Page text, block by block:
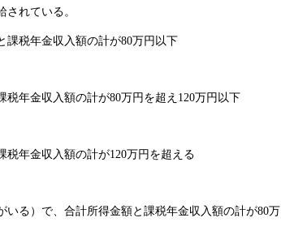
れている。
年金収入額の計が80万円以下
年金収入額の計が80万円を超え120万円以下
年金収入額の計が120万円を超える
る）で、合計所得金額と課税年金収入額の計が80万